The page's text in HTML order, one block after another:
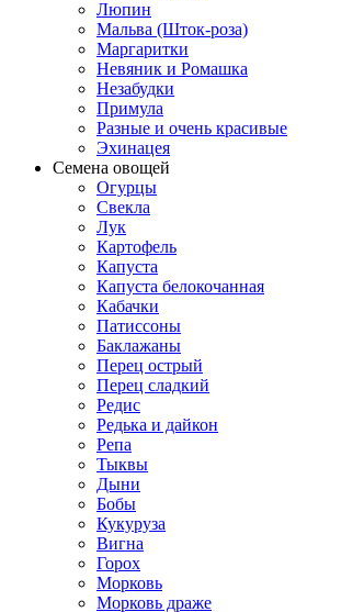
Люпин
Мальва (Шток-роза)
Маргаритки
Невяник и Ромашка
Незабудки
Примула
Разные и очень красивые
Эхинацея
Семена овощей
Огурцы
Свекла
Лук
Картофель
Капуста
Капуста белокочанная
Кабачки
Патиссоны
Баклажаны
Перец острый
Перец сладкий
Редис
Редька и дайкон
Репа
Тыквы
Дыни
Бобы
Кукуруза
Вигна
Горох
Морковь
Морковь драже